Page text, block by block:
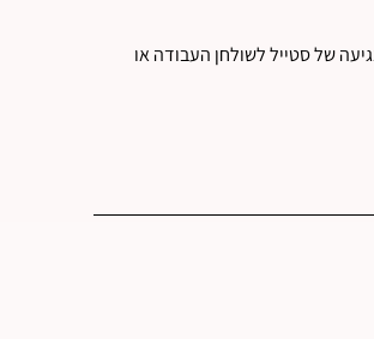
של סטייל לשולחן העבודה או